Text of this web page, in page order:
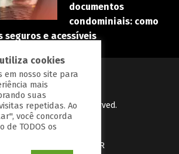
documentos
condominiais: como
seguros e acessíveis
2023 | All Right Reserved.
Tecnologia
Fale com a PredialBR
cookies
em nosso site para
mais
suas
repetidas. Ao
você concorda
de TODOS os